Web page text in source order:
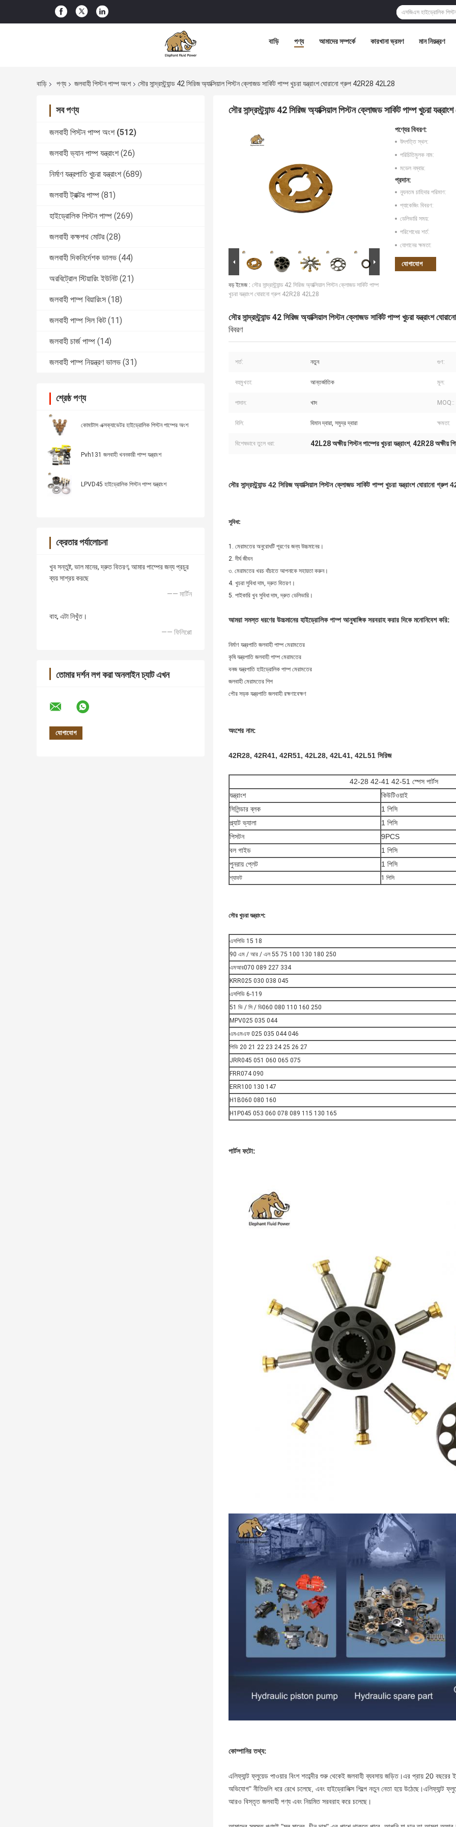
বাড়ি পণ্য আমাদের সম্পর্কে কারখানা ভ্রমণ মান নিয়ন্ত্রণ
বাড়ি পণ্য জলবাহী পিস্টন পাম্প অংশ সৌর সান্দ্রস্ট্র্যান্ড 42 সিরিজ অ্যাক্সিয়াল পিস্টন ক্লোজড সার্কিট পাম্প খুচরা যন্ত্রাংশ ঘোরানো গ্রুপ 42R28 42L28
সব পণ্য
জলবাহী পিস্টন পাম্প অংশ (512)
জলবাহী ভ্যান পাম্প যন্ত্রাংশ (26)
নির্মাণ যন্ত্রপাতি খুচরা যন্ত্রাংশ (689)
জলবাহী ট্রাক্টর পাম্প (81)
হাইড্রোলিক পিস্টন পাম্প (269)
জলবাহী কক্ষপথ মোটর (28)
জলবাহী দিকনির্দেশক ভালভ (44)
অরবিট্রোল স্টিয়ারিং ইউনিট (21)
জলবাহী পাম্প বিয়ারিংস (18)
জলবাহী পাম্প সিল কিট (11)
জলবাহী চার্জ পাম্প (14)
জলবাহী পাম্প নিয়ন্ত্রণ ভালভ (31)
শ্রেষ্ঠ পণ্য
কোমাটাস এক্সক্যাভেটর হাইড্রোলিক পিস্টন পাম্পের অংশ
Pvh131 জলবাহী খননকারী পাম্প যন্ত্রাংশ
LPVD45 হাইড্রোলিক পিস্টন পাম্প যন্ত্রাংশ
ক্রেতার পর্যালোচনা
খুব সন্তুষ্ট, ভাল মানের, দ্রুত বিতরণ, আমার পাম্পের জন্য প্রচুর
ব্যয় সাশ্রয় করছে
—— মার্টিন
বাহ, এটা নিখুঁত।
—— ফিলিপ্পো
তোমার দর্শন লগ করা অনলাইন চ্যাট এখন
সৌর সান্দ্রস্ট্র্যান্ড 42 সিরিজ অ্যাক্সিয়াল পিস্টন ক্লোজড সার্কিট পাম্প খুচরা
বড় ইমেজ : সৌর সান্দ্রস্ট্র্যান্ড 42 সিরিজ অ্যাক্সিয়াল পিস্টন ক্লোজড সার্কিট পাম্প
খুচরা যন্ত্রাংশ ঘোরানো গ্রুপ 42R28 42L28
পণ্যের বিবরণ:
উৎপত্তি স্থল:
পরিচিতিমুলক নাম:
মডেল নম্বার:
প্রদান:
ন্যূনতম চাহিদার পরিমাণ:
প্যাকেজিং বিবরণ:
ডেলিভারি সময়:
পরিশোধের শর্ত:
যোগানের ক্ষমতা:
যোগাযোগ
সৌর সান্দ্রস্ট্র্যান্ড 42 সিরিজ অ্যাক্সিয়াল পিস্টন ক্লোজড সার্কিট পাম্প খুচরা যন্ত্রাংশ
বিবরণ
শর্ত: নতুন গুণ:
বহুমুখতা: আন্তর্জাতিক মূল:
পাদান: খাদ MOQ::
বিলি: বিমান দ্বারা, সমুদ্র দ্বারা ক্ষমতা:
বিশেষভাবে তুলে ধরা: 42L28 অক্ষীয় পিস্টন পাম্পের খুচরা যন্ত্রাংশ, 42R28 অক্ষীয়
সৌর সান্দ্রস্ট্র্যান্ড 42 সিরিজ অ্যাক্সিয়াল পিস্টন ক্লোজড সার্কিট পাম্প খুচরা যন্ত্রাংশ ঘোরানো
সুবিধা:
1. মেরামতের অনুরোধটি পূরণের জন্য উচ্চমানের।
2. দীর্ঘ জীবন
৩. মেরামতের খরচ বাঁচাতে আপনাকে সহায়তা করুন।
4. খুচরা সুবিধা দাম, দ্রুত বিতরণ।
5. পাইকারি খুব সুবিধা দাম, দ্রুত ডেলিভারি।
আমরা সমস্ত ধরণের উচ্চমানের হাইড্রোলিক পাম্প আনুষাঙ্গিক সরবরাহ করার দিকে মনোনিবেশ করি:
নির্মাণ যন্ত্রপাতি জলবাহী পাম্প মেরামতের
কৃষি যন্ত্রপাতি জলবাহী পাম্প মেরামতের
বনজ যন্ত্রপাতি হাইড্রোলিক পাম্প মেরামতের
জলবাহী মেরামতের শিপ
পৌর সড়ক যন্ত্রপাতি জলবাহী রক্ষণাবেক্ষণ
অংশের নাম:
42R28, 42R41, 42R51, 42L28, 42L41, 42L51 সিরিজ
42-28 42-41 42-51 স্পেস পার্টস
যন্ত্রাংশ
কিউটিওয়াই
সিলিন্ডার ব্লক
1 পিসি
প্ল্যাট ভ্যালা
1 পিসি
পিসটন
9PCS
বল গাইড
1 পিসি
পুনরায় প্লেট
1 পিসি
শ্যাফট 1 পিসি
সৌর খুচরা যন্ত্রাংশ:
এসপিভি 15 18
90 এম / আর / এল 55 75 100 130 180 250
এমআর070 089 227 334
KRR025 030 038 045
এসপিভি 6-119
51 ভি / সি / ডি060 080 110 160 250
MPV025 035 044
এমএমএফ 025 035 044 046
পিভি 20 21 22 23 24 25 26 27
JRR045 051 060 065 075
FRR074 090
ERR100 130 147
H1B060 080 160
H1P045 053 060 078 089 115 130 165
পার্টস ফটো:
কোম্পানির তথ্য:
এলিফ্যান্ট ফ্লুয়েড পাওয়ার বিংশ শতাব্দীর শুরু থেকেই জলবাহী ব্যবসায় জড়িত।এর প্রায় 20
অভিযোগ" নীতিগুলি ধরে রেখে চলেছে, এবং হাইড্রোলিক্স শিল্পে নতুন নেতা হয়ে
আরও বিস্তৃত জলবাহী পণ্য এবং নিয়মিত সরবরাহ করে চলেছে।